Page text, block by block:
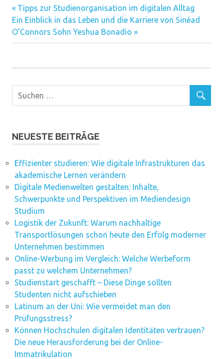
Beitragsnavigation
Vorheriger
Beitrag:
Tipps zur Studienorganisation im digitalen Alltag
Nächster
Beitrag:
Ein Einblick in das Leben und die Karriere von Sinéad
O’Connors Sohn Yeshua Bonadio
NEUESTE BEITRÄGE
Effizienter studieren: Wie digitale Infrastrukturen das
akademische Lernen verändern
Digitale Medienwelten gestalten: Inhalte,
Schwerpunkte und Perspektiven im Mediendesign
Studium
Logistik der Zukunft: Warum nachhaltige
Transportlösungen schon heute den Erfolg moderner
Unternehmen bestimmen
Online-Werbung im Vergleich: Welche Werbeform
passt zu welchem Unternehmen?
Studienstart geschafft – Diese Dinge sollten
Studenten nicht aufschieben
Latinum an der Uni: Wie vermeidet man den
Prüfungsstress?
Können Hochschulen digitalen Identitäten vertrauen?
Die neue Herausforderung bei der Online-
Immatrikulation